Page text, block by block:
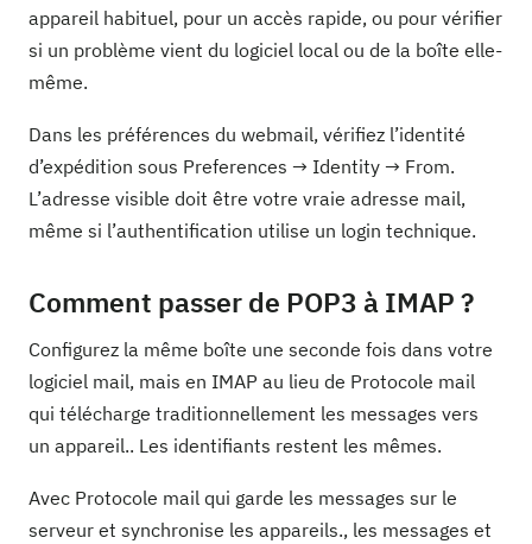
appareil habituel, pour un accès rapide, ou pour vérifier
si un problème vient du logiciel local ou de la boîte elle-
même.
Dans les préférences du webmail, vérifiez l’identité
d’expédition sous Preferences → Identity → From.
L’adresse visible doit être votre vraie adresse mail,
même si l’authentification utilise un login technique.
Comment passer de POP3 à IMAP ?
Configurez la même boîte une seconde fois dans votre
logiciel mail, mais en IMAP au lieu de Protocole mail
qui télécharge traditionnellement les messages vers
un appareil.. Les identifiants restent les mêmes.
Avec Protocole mail qui garde les messages sur le
serveur et synchronise les appareils., les messages et